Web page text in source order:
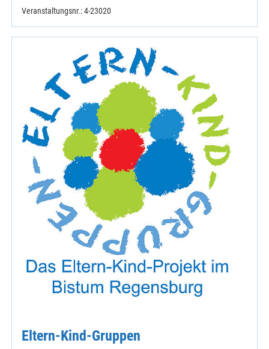
Veranstaltungsnr.: 4-23020
Eltern-Kind-Gruppen